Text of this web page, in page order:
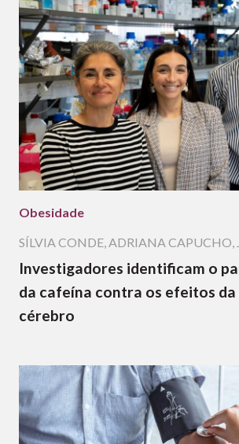
Obesidade
SÍLVIA CONDE,ADRIANA CAPUCHO,
Investigadores identificam o
da cafeína contra os efeitos da
cérebro